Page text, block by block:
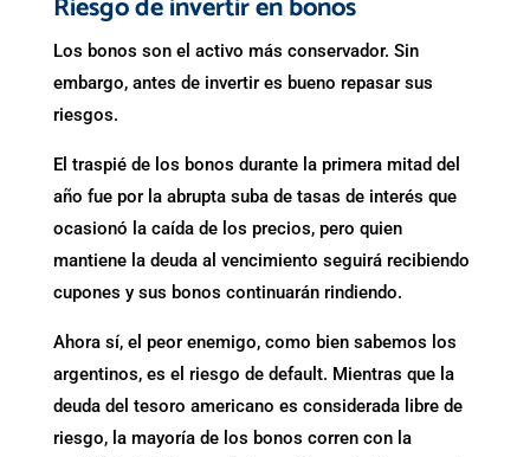
Los bonos son el activo más conservador. Sin
embargo, antes de invertir es bueno repasar sus
riesgos.
El traspié de los bonos durante la primera mitad del
año fue por la abrupta suba de tasas de interés que
ocasionó la caída de los precios, pero quien
mantiene la deuda al vencimiento seguirá recibiendo
cupones y sus bonos continuarán rindiendo.
Ahora sí, el peor enemigo, como bien sabemos los
argentinos, es el riesgo de default. Mientras que la
deuda del tesoro americano es considerada libre de
riesgo, la mayoría de los bonos corren con la